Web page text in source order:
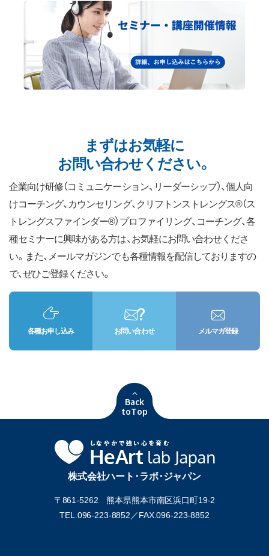
まずはお気軽に
お問い合わせください。
企業向け研修（コミュニケーション、リーダーシップ）、個人向
けコーチング、カウンセリング、クリフトンストレングス®（ス
トレングスファインダー®）プロファイリング、コーチング、各
種セミナーに興味がある方は、お気軽にお問い合わせくださ
い。また、メールマガジンでも各種情報を配信しておりますの
で、ぜひご登録ください。
各種お申し込み お問い合わせ メルマガ登録
Back
toTop
株式会社ハート･ラボ･ジャパン
〒861-5262 熊本県熊本市南区浜口町19-2
TEL.096-223-8852／FAX.096-223-8852